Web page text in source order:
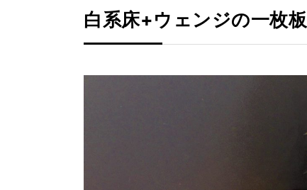
白系床+ウェンジの一枚板